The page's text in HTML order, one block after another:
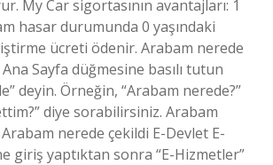
My Car sigortasının avantajları: 1
hasar durumunda 0 yaşındaki
ücreti ödenir. Arabam nerede
Ana Sayfa düğmesine basılı tutun
deyin. Örneğin, “Arabam nerede?”
diye sorabilirsiniz. Arabam
nerede çekildi E-Devlet E-
giriş yaptıktan sonra “E-Hizmetler”